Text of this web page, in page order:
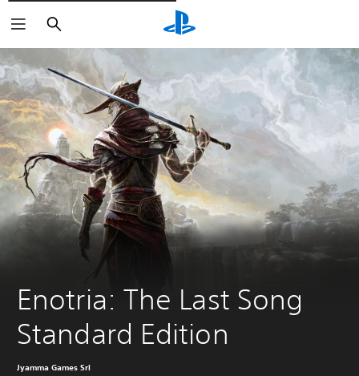
Rechercher
Enotria: The Last Song
Standard Edition
Jyamma Games Srl